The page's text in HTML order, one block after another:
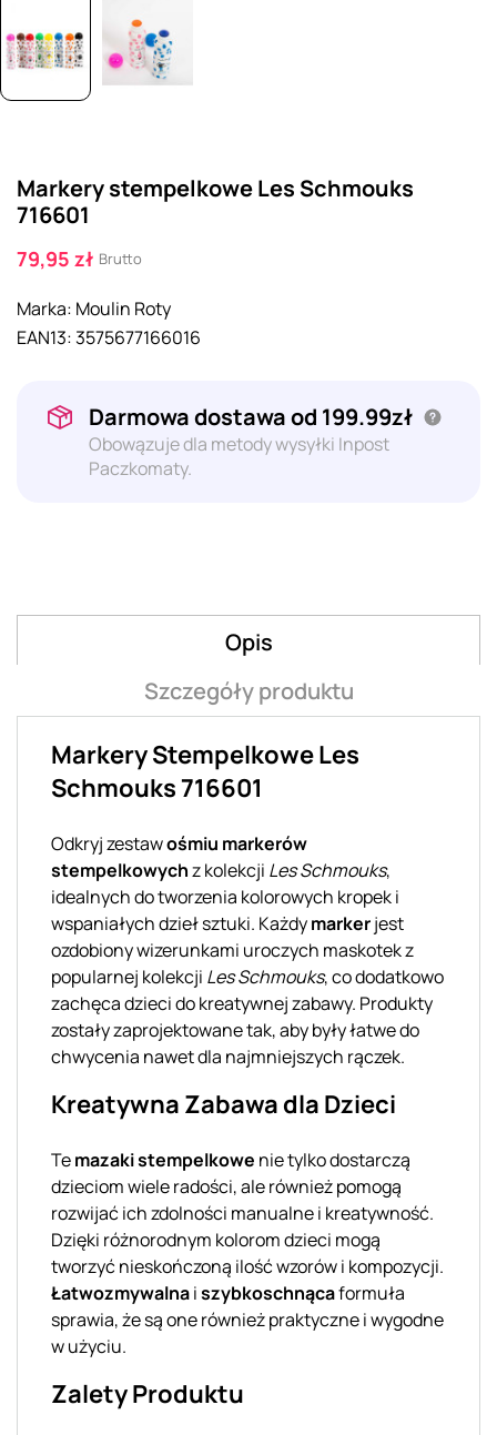
Markery stempelkowe Les Schmouks
716601
79,95 zł Brutto
Marka: Moulin Roty
EAN13:3575677166016
Darmowa dostawa od 199.99zł
Obowązuje dla metody wysyłki Inpost
Paczkomaty.
Opis
Szczegóły produktu
Markery Stempelkowe Les
Schmouks 716601
Odkryj zestawośmiu markerów
stempelkowychz kolekcji Les Schmouks,
idealnych do tworzenia kolorowych kropek i
wspaniałych dzieł sztuki. Każdymarkerjest
ozdobiony wizerunkami uroczych maskotek z
popularnej kolekcji Les Schmouks, co dodatkowo
zachęca dzieci do kreatywnej zabawy. Produkty
zostały zaprojektowane tak, aby były łatwe do
chwycenia nawet dla najmniejszych rączek.
Kreatywna Zabawa dla Dzieci
Temazaki stempelkowe nie tylko dostarczą
dzieciom wiele radości, ale również pomogą
rozwijać ich zdolności manualne i kreatywność.
Dzięki różnorodnym kolorom dzieci mogą
tworzyć nieskończoną ilość wzorów i kompozycji.
Łatwozmywalnaiszybkoschnącaformuła
sprawia, że są one również praktyczne i wygodne
w użyciu.
Zalety Produktu